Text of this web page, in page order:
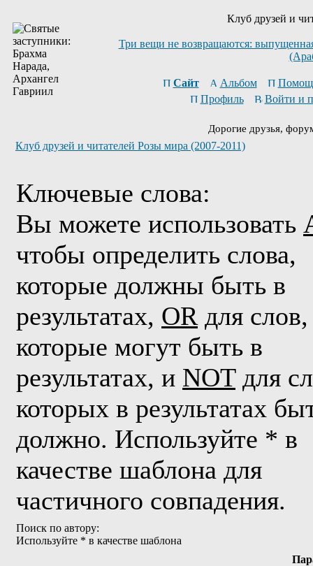
Клуб друзей и
Три вещи не возвращаются:
Сайт Альбом
Профиль
Войти и
Дорогие друзья,
Клуб друзей и читателей Розы мира (2007-2011)
Ключевые слова:
Вы можете использовать
чтобы определить слова,
которые должны быть в
результатах, OR для слов,
которые могут быть в
результатах, и NOTдля
которых в результатах
должно. Используйте * в
качестве шаблона для
частичного совпадения.
Поиск по автору:
Используйте * в качестве шаблона